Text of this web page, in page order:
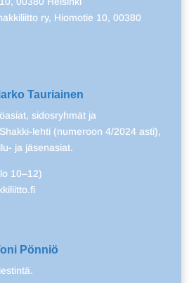
ry, Hiomotie 10, 00380
Tauriainen
sidosryhmät ja
lehti (numeroon 4/2024 asti),
ja jäsenasiat.
10–12)
Pönniö